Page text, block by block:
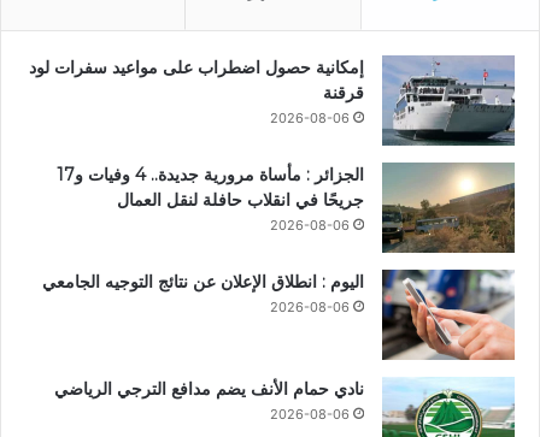
إمكانية حصول اضطراب على مواعيد سفرات لود
قرقنة
2026-08-06
الجزائر : مأساة مرورية جديدة.. 4 وفيات و17
جريحًا في انقلاب حافلة لنقل العمال
2026-08-06
اليوم : انطلاق الإعلان عن نتائج التوجيه الجامعي
2026-08-06
نادي حمام الأنف يضم مدافع الترجي الرياضي
2026-08-06